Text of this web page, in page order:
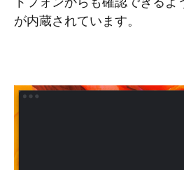
が内蔵されています。